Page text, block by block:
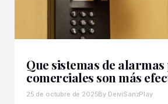
Que sistemas de
comerciales son más
25 de octubre de 2025By DeiviSanzPlay